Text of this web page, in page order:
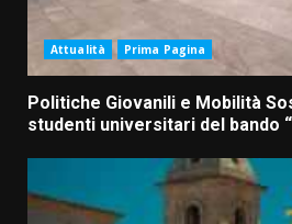
Attualità Prima Pagina
Politiche Giovanili e Mobilità
studenti universitari del bando